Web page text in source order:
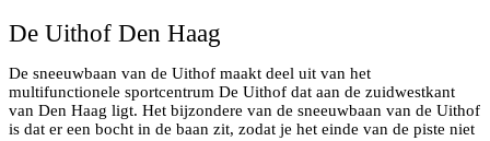
De Uithof Den Haag
De sneeuwbaan van de Uithof maakt deel uit van het
multifunctionele sportcentrum De Uithof dat aan de zuidwestkant
van Den Haag ligt. Het bijzondere van de sneeuwbaan van de Uithof
is dat er een bocht in de baan zit, zodat je het einde van de piste niet